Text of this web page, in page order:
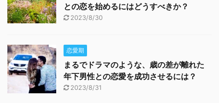
との恋を始めるにはどうすべきか？
2023/8/30
恋愛期
まるでドラマのような、歳の差が離れた
年下男性との恋愛を成功させるには？
2023/8/31